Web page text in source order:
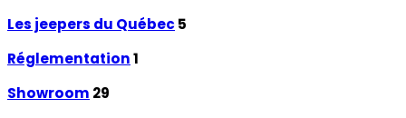
Les jeepers du Québec 5
Réglementation1
Showroom 29